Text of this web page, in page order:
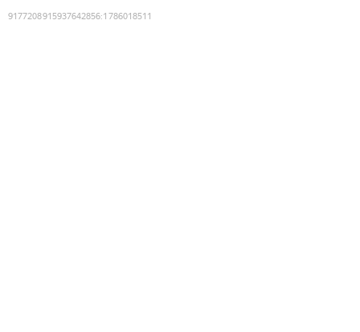
9177208915937642856:1786018511